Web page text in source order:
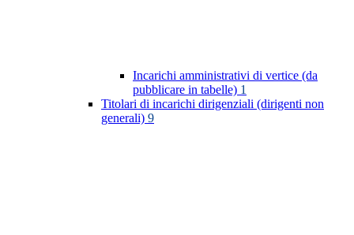
Incarichi amministrativi di vertice (da
pubblicare in tabelle) 1
Titolari di incarichi dirigenziali (dirigenti non
generali) 9